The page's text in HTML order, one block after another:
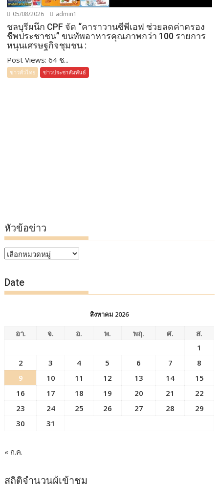
05/08/2026 admin1
ชลบุรีผนึก CPF จัด “คาราวานซีพีเอฟ ช่วยลดค่าครอง
ชีพประชาชน” ขนทัพอาหารคุณภาพกว่า 100 รายการ
หนุนเศรษฐกิจชุมชน :
Post Views: 64 ช...
ข่าวทั่วไทย ข่าวประชาสัมพันธ์
หัวข้อข่าว
หัวข้อ
Date
สิงหาคม 2026
อา. จ. อ. พ. พฤ. ศ.
ส.
1
2
3 4 5 6 7
8
9
10 11 12 13 14
15
16
17 18 19 20 21
22
23
24 25 26 27 28
29
30
31
« ก.ค.
สถิติจำนวนผู้เข้าชม